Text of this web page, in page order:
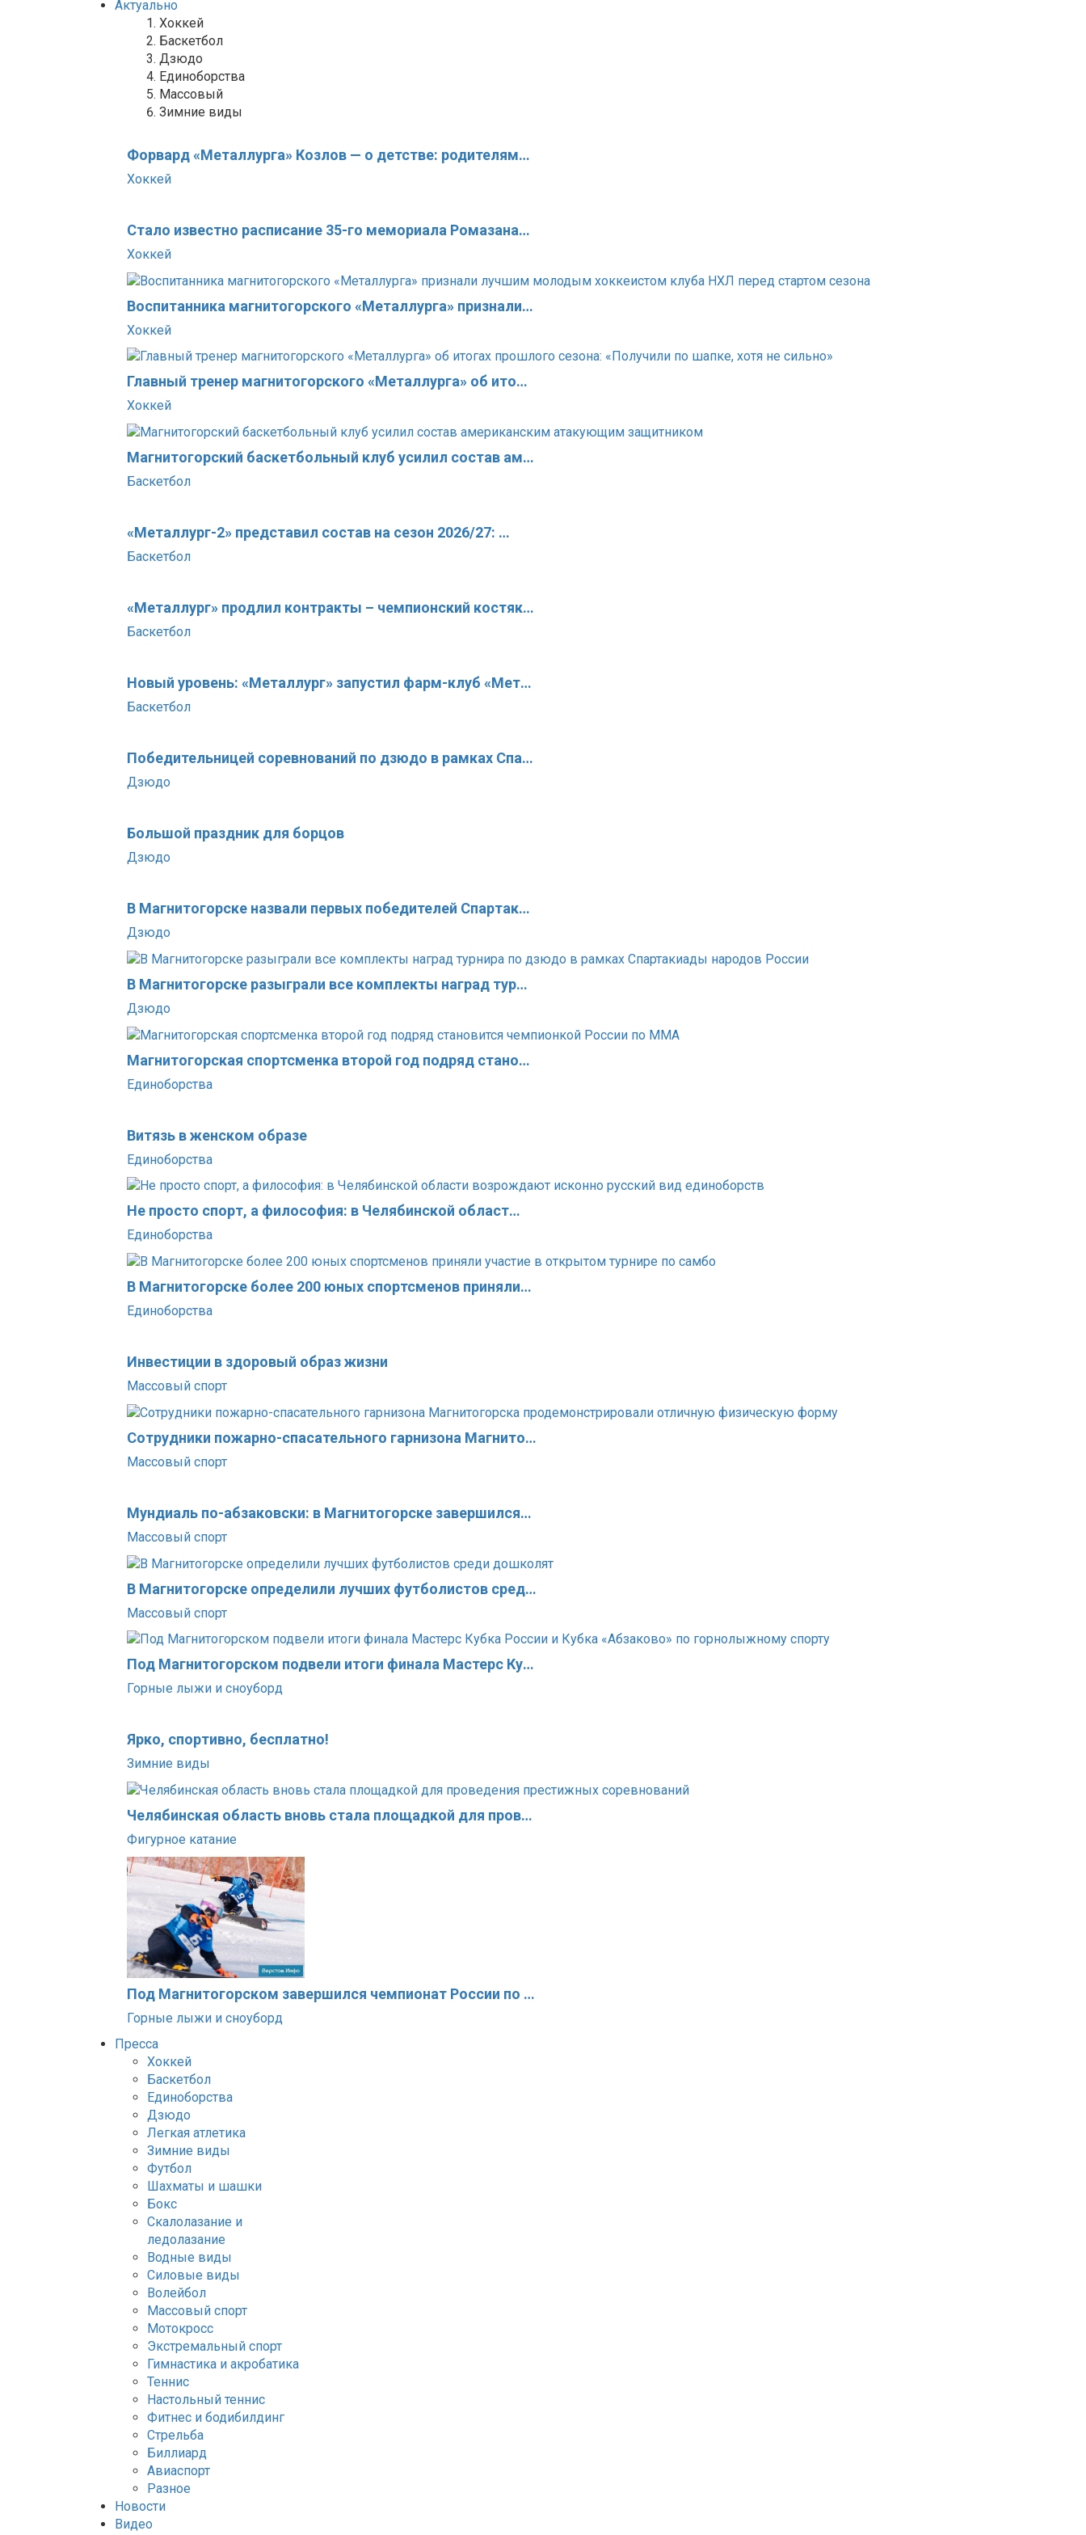
Актуально
Хоккей
Баскетбол
Дзюдо
Единоборства
Массовый
Зимние виды
Форвард «Металлурга» Козлов — о детстве: родителям…
Хоккей
Стало известно расписание 35-го мемориала Ромазана…
Хоккей
Воспитанника магнитогорского «Металлурга» признали…
Хоккей
Главный тренер магнитогорского «Металлурга» об ито…
Хоккей
Магнитогорский баскетбольный клуб усилил состав ам…
Баскетбол
«Металлург-2» представил состав на сезон 2026/27: …
Баскетбол
«Металлург» продлил контракты – чемпионский костяк…
Баскетбол
Новый уровень: «Металлург» запустил фарм-клуб «Мет…
Баскетбол
Победительницей соревнований по дзюдо в рамках Спа…
Дзюдо
Большой праздник для борцов
Дзюдо
В Магнитогорске назвали первых победителей Спартак…
Дзюдо
В Магнитогорске разыграли все комплекты наград тур…
Дзюдо
Магнитогорская спортсменка второй год подряд стано…
Единоборства
Витязь в женском образе
Единоборства
Не просто спорт, а философия: в Челябинской област…
Единоборства
В Магнитогорске более 200 юных спортсменов приняли…
Единоборства
Инвестиции в здоровый образ жизни
Массовый спорт
Сотрудники пожарно-спасательного гарнизона Магнито…
Массовый спорт
Мундиаль по-абзаковски: в Магнитогорске завершился…
Массовый спорт
В Магнитогорске определили лучших футболистов сред…
Массовый спорт
Под Магнитогорском подвели итоги финала Мастерс Ку…
Горные лыжи и сноуборд
Ярко, спортивно, бесплатно!
Зимние виды
Челябинская область вновь стала площадкой для пров…
Фигурное катание
Под Магнитогорском завершился чемпионат России по …
Горные лыжи и сноуборд
Пресса
Хоккей
Баскетбол
Единоборства
Дзюдо
Легкая атлетика
Зимние виды
Футбол
Шахматы и шашки
Бокс
Скалолазание и
ледолазание
Водные виды
Силовые виды
Волейбол
Массовый спорт
Мотокросс
Экстремальный спорт
Гимнастика и акробатика
Теннис
Настольный теннис
Фитнес и бодибилдинг
Стрельба
Биллиард
Авиаспорт
Разное
Новости
Видео